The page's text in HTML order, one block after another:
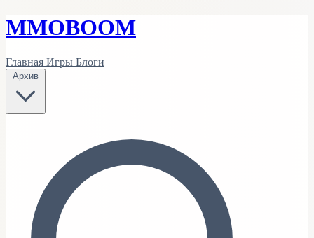
MMOBOOM
Главная Игры Блоги
Архив